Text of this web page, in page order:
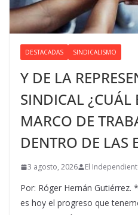
DESTACADAS SINDICALISMO
Y DE LA
SINDICAL ¿CUÁL
MARCO DE
DENTRO DE LAS
3 agosto, 2026 El
Por: Róger Hernán
es hoy el progreso que